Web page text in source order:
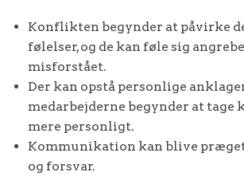
Konflikten begynder at påvirke
følelser, og de kan føle sig
misforstået.
Der kan opstå personlige
medarbejderne begynder at
mere personligt.
Kommunikation kan blive
og forsvar.